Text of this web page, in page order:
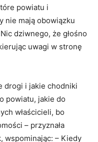
powiatu i
nie mają obowiązku
dziwnego, że głośno
uwagi w stronę
drogi i jakie chodniki
powiatu, jakie do
właścicieli, bo
– przyznała
wspominając: – Kiedy